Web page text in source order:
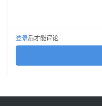
理论上，只要节点的硬
不断上调。但现实是，
登录后才能评论